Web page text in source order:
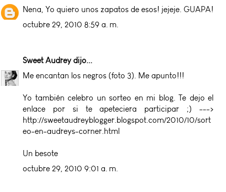
Nena, Yo quiero unos zapatos de esos! jejeje. GUAPA!
octubre 29, 2010 8:59 a. m.
Sweet Audreydijo...
Me encantan los negros (foto 3). Me apunto!!!
Yo también celebro un sorteo en mi blog. Te dejo el
enlace por si te apeteciera participar ;) --->
http://sweetaudreyblogger.blogspot.com/2010/10/sort
eo-en-audreys-corner.html
Un besote
octubre 29, 2010 9:01 a. m.